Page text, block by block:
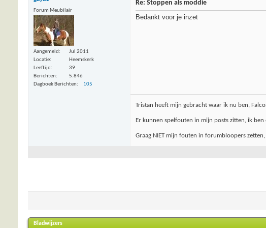
Forum Meubilair
Aangemeld
Jul 2011
Locatie
Heemskerk
Leeftijd
39
Berichten
5.846
Dagboek Berichten
105
Re: Stoppen als moddie
Bedankt voor je inzet
Tristan heeft mijn gebracht waar ik nu ben,
Er kunnen spelfouten in mijn posts zitten, ik ben
Graag NIET mijn fouten in forumbloopers
Bladwijzers